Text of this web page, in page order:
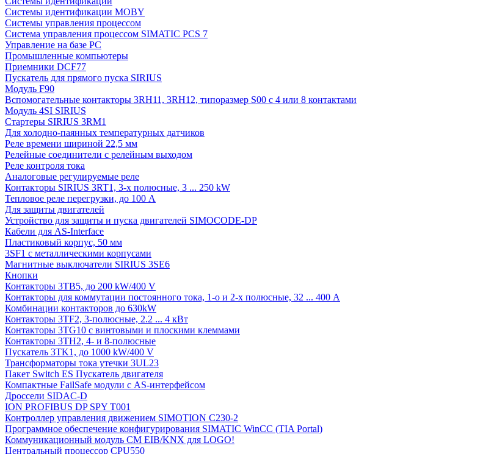
Системы идентификации MOBY
Системы управления процессом
Система управления процессом SIMATIC PCS 7
Управление на базе РС
Промышленные компьютеры
Приемники DCF77
Пускатель для прямого пуска SIRIUS
Модуль F90
Вспомогательные контакторы 3RH11, 3RH12, типоразмер S00 с 4 или 8 контактами
Модуль 4SI SIRIUS
Стартеры SIRIUS 3RM1
Для холодно-паянных температурных датчиков
Реле времени шириной 22,5 мм
Релейные соединители с релейным выходом
Реле контроля тока
Аналоговые регулируемые реле
Контакторы SIRIUS 3RT1, 3-х полюсные, 3 ... 250 kW
Тепловое реле перегрузки, до 100 A
Для защиты двигателей
Устройство для защиты и пуска двигателей SIMOCODE-DP
Кабели для AS-Interface
Пластиковый корпус, 50 мм
3SF1 с металлическими корпусами
Магнитные выключатели SIRIUS 3SE6
Кнопки
Контакторы 3TB5, до 200 kW/400 V
Контакторы для коммутации постоянного тока, 1-о и 2-х полюсные, 32 ... 400 A
Комбинации контакторов до 630kW
Контакторы 3TF2, 3-полюсные, 2.2 ... 4 кВт
Контакторы 3TG10 c винтовыми и плоскими клеммами
Контакторы 3TH2, 4- и 8-полюсные
Пускатель 3TK1, до 1000 kW/400 V
Трансформаторы тока утечки 3UL23
Пакет Switch ES Пускатель двигателя
Компактные FailSafe модули с AS-интерфейсом
Дроссели SIDAC-D
ION PROFIBUS DP SPY T001
Контроллер управления движением SIMOTION C230-2
Программное обеспечение конфигурирования SIMATIC WinCC (TIA Portal)
Коммуникационный модуль CM EIB/KNX для LOGO!
Центральный процессор CPU550